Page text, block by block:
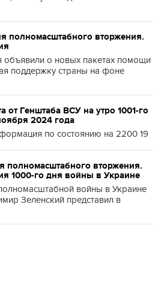
полномасштабного вторжения.
о новых пакетах помощи
поддержку страны на фоне
от Генштаба ВСУ на утро 1001-го
2024 года
по состоянию на 2200 19
полномасштабного вторжения.
1000-го дня войны в Украине
войны в Украине
Зеленский представил в